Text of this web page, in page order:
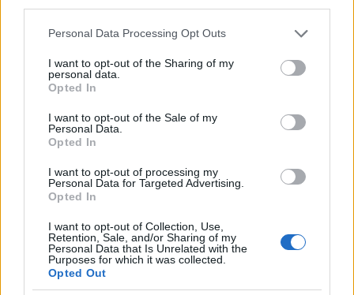
Please note that this website/app uses one or more Google
not limited to your visit or usage behaviour. You may click to
grant or deny consent to Google and its third-party tags to
use your data for below specified purposes in below Google
consent section.
Personal Data Processing Opt Outs
I want to opt-out of the Sharing of my
personal data.
Opted In
I want to opt-out of the Sale of my
Personal Data.
Opted In
I want to opt-out of processing my
Personal Data for Targeted Advertising.
Opted In
I want to opt-out of Collection, Use,
Retention, Sale, and/or Sharing of my
Personal Data that Is Unrelated with the
Purposes for which it was collected.
Opted Out
dunántúli gyerek
Nehez lesz olyan jobbikkal lenyomni orr bant,
akiknek a hivei orr banra szavaznak
ugye, cuclik?
morph on deer
@Womb Raider:
Meg tán azért sem, mert annak idején a tahók a
parlamenten kívülről óbégattak, most meg ők
vannak belül...